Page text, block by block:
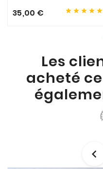
35,00 €     
Les
acheté
